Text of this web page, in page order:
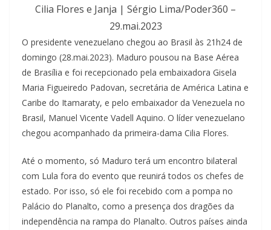
Cilia Flores e Janja | Sérgio Lima/Poder360 –
29.mai.2023
O presidente venezuelano chegou ao Brasil às 21h24 de
domingo (28.mai.2023). Maduro pousou na Base Aérea
de Brasília e foi recepcionado pela embaixadora Gisela
Maria Figueiredo Padovan, secretária de América Latina e
Caribe do Itamaraty, e pelo embaixador da Venezuela no
Brasil, Manuel Vicente Vadell Aquino. O líder venezuelano
chegou acompanhado da primeira-dama Cilia Flores.
Até o momento, só Maduro terá um encontro bilateral
com Lula fora do evento que reunirá todos os chefes de
estado. Por isso, só ele foi recebido com a pompa no
Palácio do Planalto, como a presença dos dragões da
independência na rampa do Planalto. Outros países ainda